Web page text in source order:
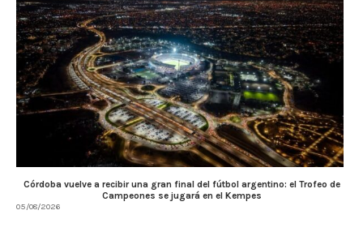
Córdoba vuelve a recibir una gran final del fútbol argentino: el Trofeo de
Campeones se jugará en el Kempes
05/08/2026